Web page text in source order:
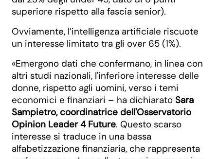
superiore rispetto alla fascia senior).
Ovviamente, l’intelligenza artificiale riscuote
un interesse limitato tra gli over 65 (1%).
«Emergono dati che confermano, in linea con
altri studi nazionali, l'inferiore interesse delle
donne, rispetto agli uomini, verso i temi
economici e finanziari – ha dichiarato Sara
Sampietro, coordinatrice dell'Osservatorio
Opinion Leader 4 Future. Questo scarso
interesse si traduce in una bassa
alfabetizzazione finanziaria, che rappresenta